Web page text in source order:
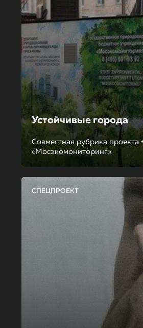
Устойчивые города
Совместная рубрика проекта
«Мосэкомониторинг»
СПЕЦПРОЕКТ